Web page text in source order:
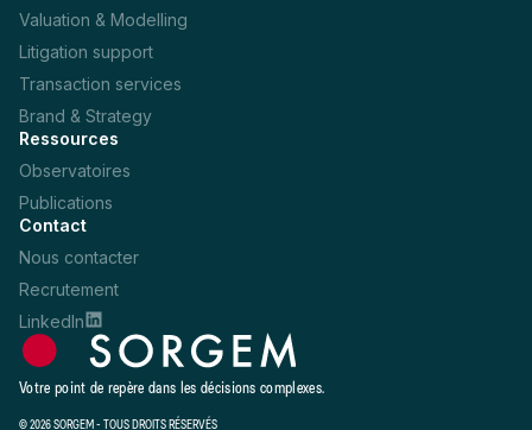
Valuation & Modelling
Litigation support
Transaction services
Brand & Strategy
Ressources
Observatoires
Publications
Contact
Nous contacter
Recrutement
LinkedIn
Votre point de repère dans les décisions complexes.
© 2026 SORGEM - TOUS DROITS RÉSERVÉS